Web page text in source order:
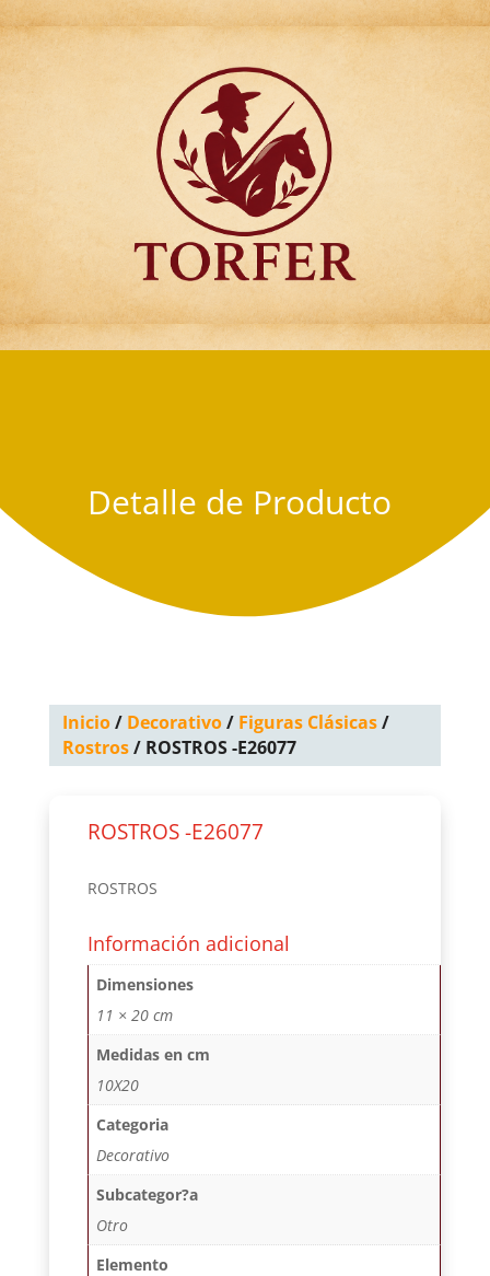
Articulos para
Regalo Torfer.
Detalle de Producto
Inicio/ Decorativo/ Figuras Clásicas/
Rostros/ ROSTROS -E26077
ROSTROS -E26077
ROSTROS
Información adicional
Dimensiones
11 × 20 cm
Medidas en cm
10X20
Categoria
Decorativo
Subcategor?a
Otro
Elemento